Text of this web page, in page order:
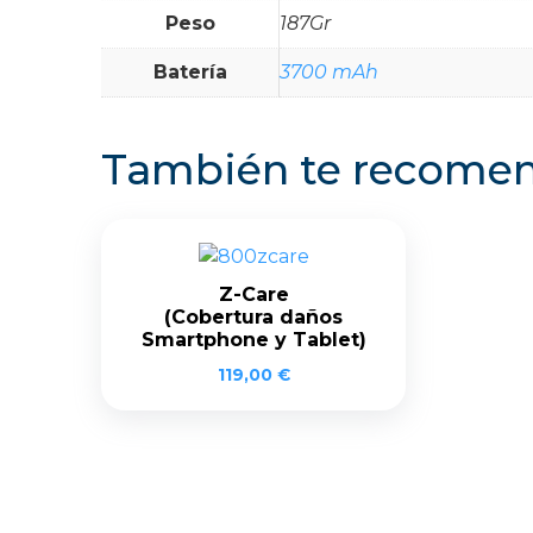
Peso 187Gr
Batería 3700 mAh
También te
Z-Care
(Cobertura daños
Smartphone y Tablet)
119,00 €